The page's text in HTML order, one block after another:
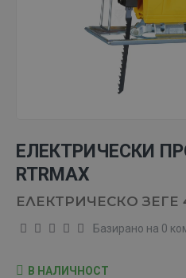
ЕЛЕКТРИЧЕСКИ
RTRMAX
ЕЛЕКТРИЧЕСКО ЗЕГЕ
В НАЛИЧНОСТ
Базирано на 0